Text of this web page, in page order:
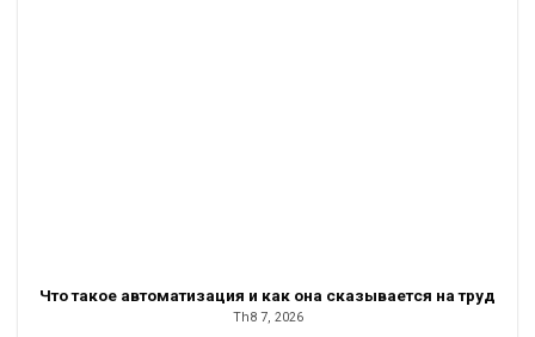
Что такое автоматизация и как она сказывается на труд
Th8 7, 2026